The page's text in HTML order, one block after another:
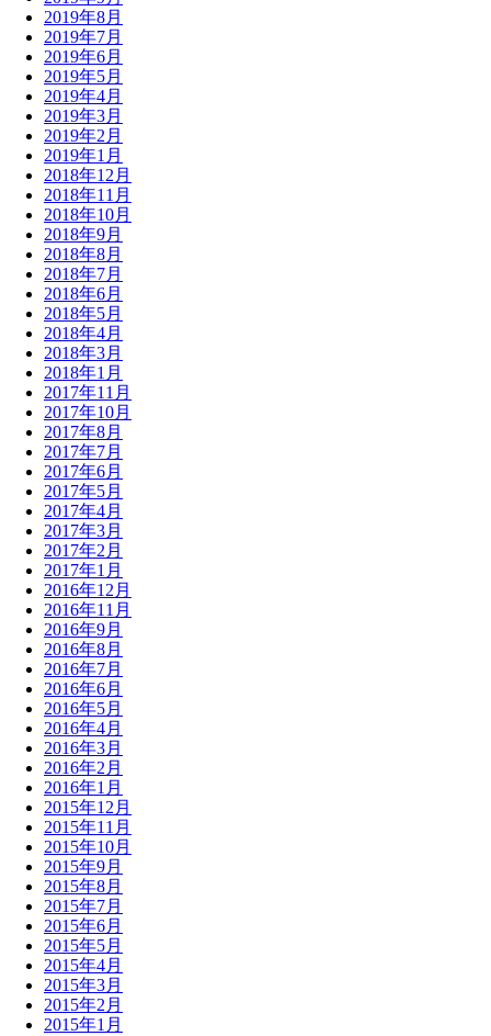
2019年8月
2019年7月
2019年6月
2019年5月
2019年4月
2019年3月
2019年2月
2019年1月
2018年12月
2018年11月
2018年10月
2018年9月
2018年8月
2018年7月
2018年6月
2018年5月
2018年4月
2018年3月
2018年1月
2017年11月
2017年10月
2017年8月
2017年7月
2017年6月
2017年5月
2017年4月
2017年3月
2017年2月
2017年1月
2016年12月
2016年11月
2016年9月
2016年8月
2016年7月
2016年6月
2016年5月
2016年4月
2016年3月
2016年2月
2016年1月
2015年12月
2015年11月
2015年10月
2015年9月
2015年8月
2015年7月
2015年6月
2015年5月
2015年4月
2015年3月
2015年2月
2015年1月